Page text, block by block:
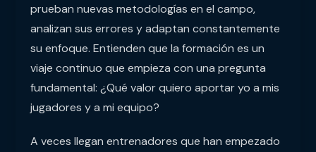
prueban nuevas metodologías en el campo,
analizan sus errores y adaptan constantemente
su enfoque. Entienden que la formación es un
viaje continuo que empieza con una pregunta
fundamental: ¿Qué valor quiero aportar yo a mis
jugadores y a mi equipo?
A veces llegan entrenadores que han empezado